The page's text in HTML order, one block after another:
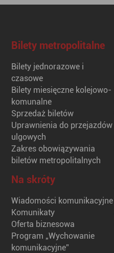
Bilety metropolitalne
Bilety jednorazowe i
czasowe
Bilety miesięczne kolejowo-
komunalne
Sprzedaż biletów
Uprawnienia do przejazdów
ulgowych
Zakres obowiązywania
biletów metropolitalnych
Na skróty
Wiadomości komunikacyjne
Komunikaty
Oferta biznesowa
Program „Wychowanie
komunikacyjne”